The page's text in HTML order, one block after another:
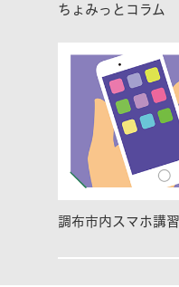
ちょみっとコラム
調布市内スマホ講